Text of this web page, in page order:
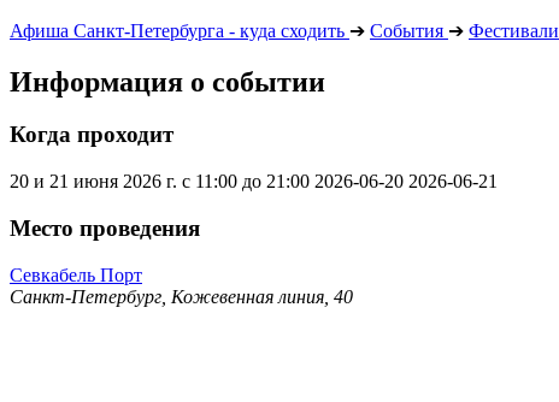
Афиша Санкт-Петербурга - куда сходить ➔ События ➔ Фестивали
Информация о событии
Когда проходит
20 и 21 июня 2026 г. с 11:00 до 21:00 2026-06-20 2026-06-21
Место проведения
Севкабель Порт
Санкт-Петербург, Кожевенная линия, 40